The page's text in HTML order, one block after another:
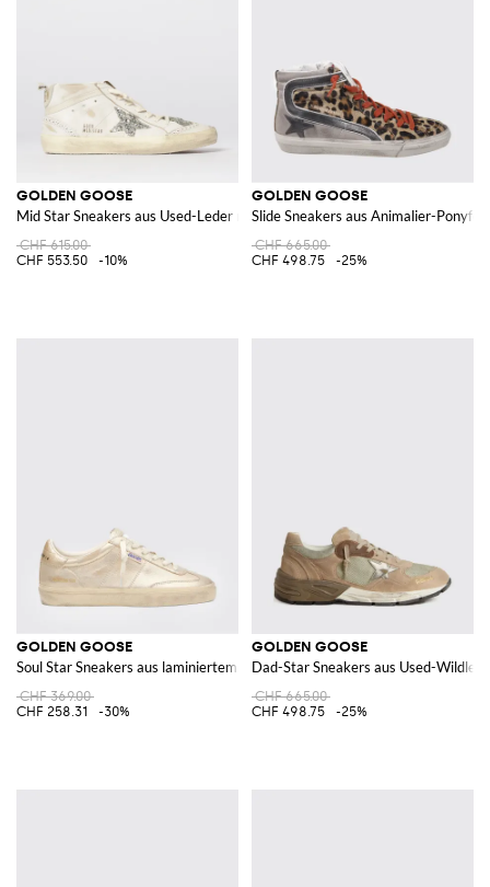
GOLDEN GOOSE
Mid Star Sneakers aus Used-Leder mit Glitzer
CHF 615.00
CHF 553.50
-10%
GOLDEN GOOSE
Slide Sneakers aus Animalier-
CHF 665.00
CHF 498.75
-25%
GOLDEN GOOSE
Soul Star Sneakers aus laminiertem Leder von
CHF 369.00
CHF 258.31
-30%
GOLDEN GOOSE
Dad-Star Sneakers aus Used-
CHF 665.00
CHF 498.75
-25%